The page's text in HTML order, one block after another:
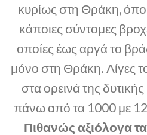
κυρίως στη Θράκη,
κάποιες σύντομες
οποίες έως αργά το
μόνο στη Θράκη. Λίγες
στα ορεινά της
πάνω από τα 1000 με
Πιθανώς αξιόλογα